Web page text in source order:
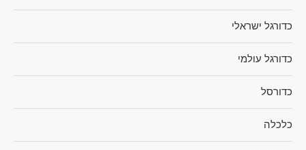
כדורגל ישראלי
כדורגל עולמי
כדורסל
כלכלה